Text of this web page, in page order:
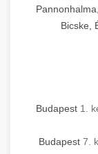
Bicske,
Budapest 1.
Budapest 7.